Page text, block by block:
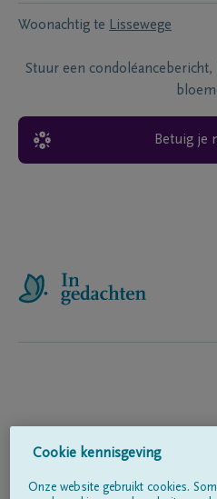
Woonachtig te Lissewege
Stuur een condoléancebericht,
Betuig je
Cookie kennisgeving
Onze website gebruikt cookies.